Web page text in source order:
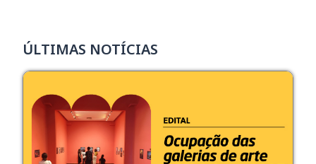
ÚLTIMAS NOTÍCIAS